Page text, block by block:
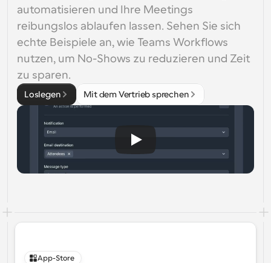
automatisieren und Ihre Meetings
reibungslos ablaufen lassen. Sehen Sie sich
echte Beispiele an, wie Teams Workflows
nutzen, um No-Shows zu reduzieren und Zeit
zu sparen.
Loslegen Mit dem Vertrieb sprechen
App-Store